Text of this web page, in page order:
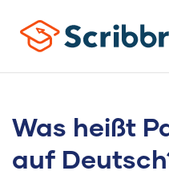
Was heißt
auf